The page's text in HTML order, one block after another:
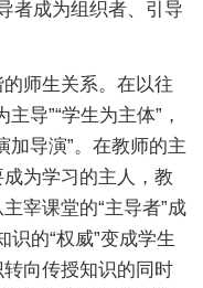
成为组织者、引导
师生关系。在以往
导”“学生为主体”，
加导演”。在教师的主
为学习的主人，教
宰课堂的“主导者”成
识的“权威”变成学生
向传授知识的同时